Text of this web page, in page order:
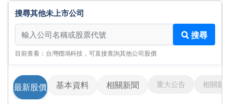
搜尋其他未上市公司
搜尋其他未上市公司
搜尋
目前查看：台灣穩鴻科技，可直接查詢其他公司股價
最新股價 基本資料 相關新聞 重大公告 相關影